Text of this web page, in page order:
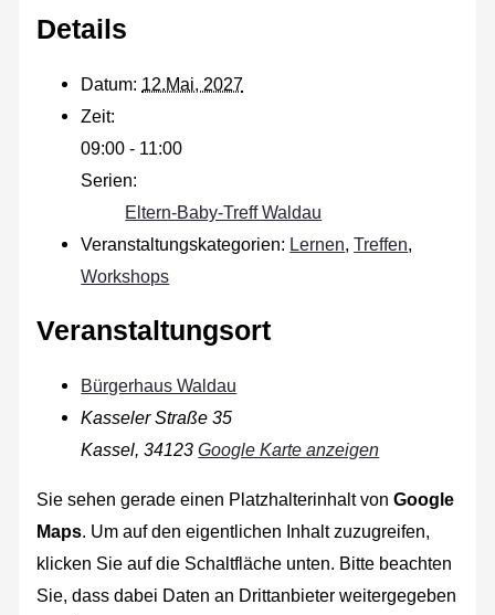
Details
Datum: 12.Mai, 2027
Zeit:
09:00 - 11:00
Serien:
Eltern-Baby-Treff Waldau
Veranstaltungskategorien: Lernen,Treffen,
Workshops
Veranstaltungsort
Bürgerhaus Waldau
Kasseler Straße 35
Kassel 34123 Google Karte anzeigen
Sie sehen gerade einen Platzhalterinhalt vonGoogle
Maps. Um auf den eigentlichen Inhalt zuzugreifen,
klicken Sie auf die Schaltfläche unten. Bitte beachten
Sie, dass dabei Daten an Drittanbieter weitergegeben